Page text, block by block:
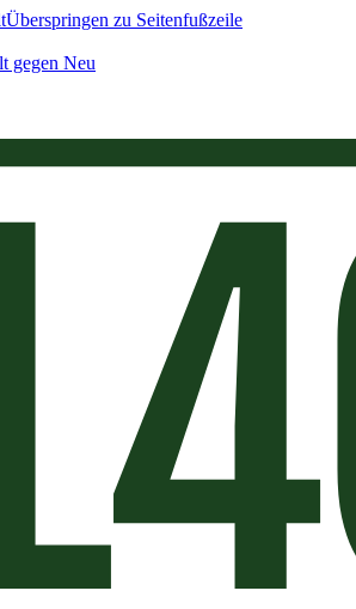
Überspringen zu Seitenfußzeile
gegen Neu